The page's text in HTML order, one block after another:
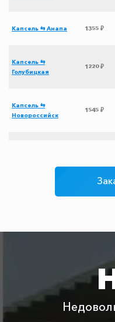
Капсель ⇆ Анапа 1355 ₽
Капсель ⇆
Голубицкая
1220 ₽
Капсель ⇆
Новороссийск
1545 ₽
3295 ₽
1460 ₽
Капсель ⇆ Большой